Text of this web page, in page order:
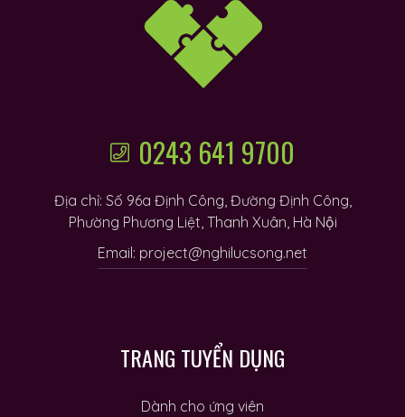
0243 641 9700
Địa chỉ: Số 96a Định Công, Đường Định Công,
Phường Phương Liệt, Thanh Xuân, Hà Nội
Email: project@nghilucsong.net
TRANG TUYỂN DỤNG
Dành cho ứng viên